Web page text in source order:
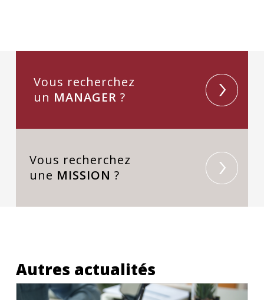
Vous recherchez
un MANAGER ?
Vous recherchez
une MISSION ?
Autres actualités